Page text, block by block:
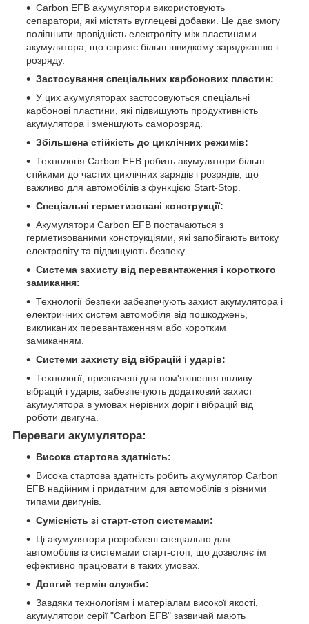
Carbon EFB акумулятори використовують
сепаратори, які містять вуглецеві добавки. Це дає змогу
поліпшити провідність електроліту між пластинами
акумулятора, що сприяє більш швидкому заряджанню і
розряду.
Застосування спеціальних карбонових пластин:
У цих акумуляторах застосовуються спеціальні
карбонові пластини, які підвищують продуктивність
акумулятора і зменшують саморозряд.
Збільшена стійкість до циклічних режимів:
Технологія Carbon EFB робить акумулятори більш
стійкими до частих циклічних зарядів і розрядів, що
важливо для автомобілів з функцією Start-Stop.
Спеціальні герметизовані конструкції:
Акумулятори Carbon EFB постачаються з
герметизованими конструкціями, які запобігають витоку
електроліту та підвищують безпеку.
Система захисту від перевантаження і короткого
замикання:
Технології безпеки забезпечують захист акумулятора і
електричних систем автомобіля від пошкоджень,
викликаних перевантаженням або коротким
замиканням.
Системи захисту від вібрацій і ударів:
Технології, призначені для пом'якшення впливу
вібрацій і ударів, забезпечують додатковий захист
акумулятора в умовах нерівних доріг і вібрацій від
роботи двигуна.
Переваги акумулятора:
Висока стартова здатність:
Висока стартова здатність робить акумулятор Carbon
EFB надійним і придатним для автомобілів з різними
типами двигунів.
Сумісність зі старт-стоп системами:
Ці акумулятори розроблені спеціально для
автомобілів із системами старт-стоп, що дозволяє їм
ефективно працювати в таких умовах.
Довгий термін служби:
Завдяки технологіям і матеріалам високої якості,
акумулятори серії "Carbon EFB" зазвичай мають